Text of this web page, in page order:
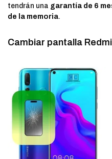
tendrán una garantía de 6
de la memoria.
Cambiar pantalla